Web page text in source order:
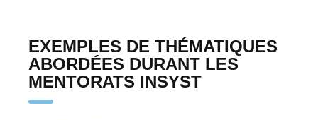
EXEMPLES DE THÉMATIQUES
ABORDÉES DURANT LES
MENTORATS INSYST